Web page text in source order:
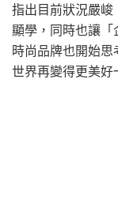
指出目前狀況嚴峻
顯學，同時也讓「
時尚品牌也開始
世界再變得更美好